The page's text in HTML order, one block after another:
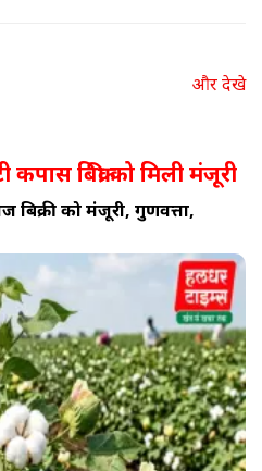
और देखे
बिक्री को मिली मंजूरी
बिक्री को मंजूरी, गुणवत्ता,